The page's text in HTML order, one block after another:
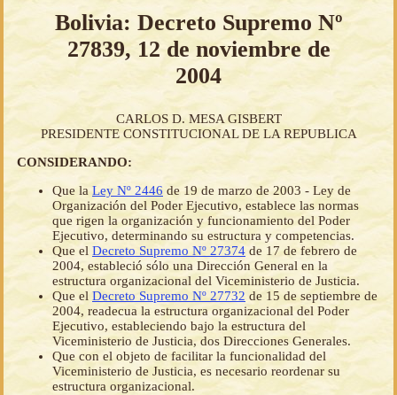
Bolivia: Decreto Supremo Nº
27839, 12 de noviembre de
2004
CARLOS D. MESA GISBERT
PRESIDENTE CONSTITUCIONAL DE LA REPUBLICA
CONSIDERANDO:
Que laLey Nº 2446 de 19 de marzo de 2003 - Ley de
Organización del Poder Ejecutivo, establece las normas
que rigen la organización y funcionamiento del Poder
Ejecutivo, determinando su estructura y competencias.
Que el Decreto Supremo Nº 27374 de 17 de febrero de
2004, estableció sólo una Dirección General en la
estructura organizacional del Viceministerio de Justicia.
Que el Decreto Supremo Nº 27732 de 15 de septiembre de
2004, readecua la estructura organizacional del Poder
Ejecutivo, estableciendo bajo la estructura del
Viceministerio de Justicia, dos Direcciones Generales.
Que con el objeto de facilitar la funcionalidad del
Viceministerio de Justicia, es necesario reordenar su
estructura organizacional.